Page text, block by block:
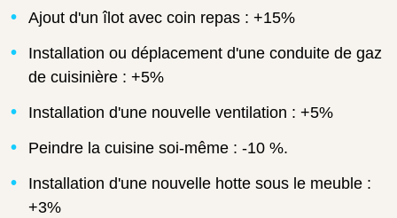
Ajout d'un îlot avec coin repas : +15%
Installation ou déplacement d'une conduite de gaz
de cuisinière : +5%
Installation d'une nouvelle ventilation : +5%
Peindre la cuisine soi-même : -10 %.
Installation d'une nouvelle hotte sous le meuble :
+3%